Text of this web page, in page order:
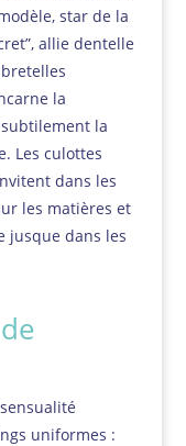
star de la
allie dentelle
la
la
Les culottes
dans les
les matières et
jusque dans les
uniformes :